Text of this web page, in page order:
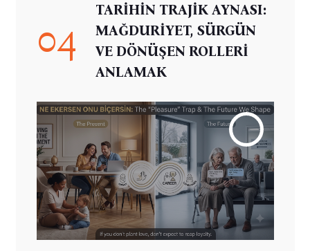
04
TARİHİN TRAJİK AYNASI:
MAĞDURİYET, SÜRGÜN
VE DÖNÜŞEN ROLLERİ
ANLAMAK